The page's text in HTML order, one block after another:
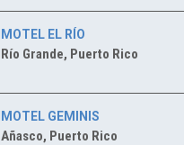
MOTEL EL RÍO
Río Grande, Puerto Rico
MOTEL GEMINIS
Añasco, Puerto Rico